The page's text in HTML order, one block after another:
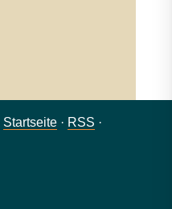
Startseite· RSS ·